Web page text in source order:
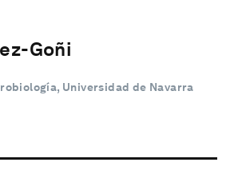
Goñi
Universidad de Navarra